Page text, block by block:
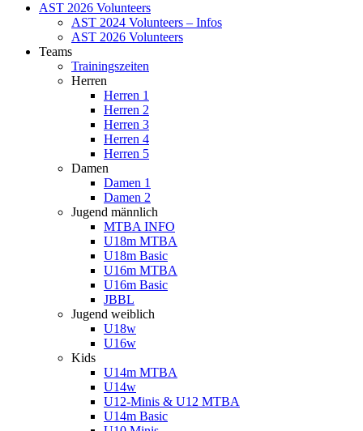
AST 2026 Volunteers
AST 2024 Volunteers – Infos
AST 2026 Volunteers
Teams
Trainingszeiten
Herren
Herren 1
Herren 2
Herren 3
Herren 4
Herren 5
Damen
Damen 1
Damen 2
Jugend männlich
MTBA INFO
U18m MTBA
U18m Basic
U16m MTBA
U16m Basic
JBBL
Jugend weiblich
U18w
U16w
Kids
U14m MTBA
U14w
U12-Minis & U12 MTBA
U14m Basic